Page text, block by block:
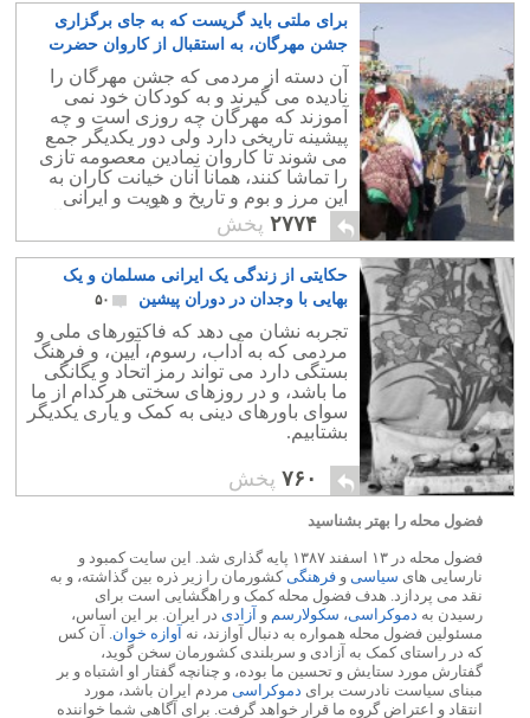
برای ملتی باید گریست که به جای برگزاری
جشن مهرگان، به استقبال از کاروان حضرت
معصومه می رود
۲۲
آن دسته از مردمی که جشن مهرگان را
نادیده می گیرند و به کودکان خود نمی
آموزند که مهرگان چه روزی است و چه
پیشینه تاریخی دارد ولی دور یکدیگر جمع
می شوند تا کاروان نمادین معصومه تازی
را تماشا کنند، همانا آنان خیانت کاران به
این مرز و بوم و تاریخ و هویت و ایرانی
هستند و هموطن خواندن آنان مایه خجالت
است.
۲۷۷۴ پخش
حکایتی از زندگی یک ایرانی مسلمان و یک
بهایی با وجدان در دوران پیشین
۵۰
تجربه نشان می دهد که فاکتورهای ملی و
مردمی که به آداب، رسوم، آیین، و فرهنگ
بستگی دارد می تواند رمز اتحاد و یگانگی
ما باشد، و در روزهای سختی هرکدام از ما
سوای باورهای دینی به کمک و یاری یکدیگر
بشتابیم.
۷۶۰ پخش
فضول محله را بهتر بشناسید
فضول محله در ۱۳ اسفند ۱۳۸۷ پایه گذاری شد. این سایت کمبود و
نارسایی های سیاسی و فرهنگیکشورمان را زیر ذره بین گذاشته، و به
نقد می پردازد. هدف فضول محله کمک و راهگشایی است برای
رسیدن به دموکراسی، سکولارسم و آزادی در ایران. بر این اساس،
مسئولین فضول محله همواره به دنبال آوازند، نه آوازه خوان. آن کس
که در راستای کمک به آزادی و سربلندی کشورمان سخن گوید،
گفتارش مورد ستایش و تحسین ما بوده، و چنانچه گفتار او اشتباه و بر
مبنای سیاست نادرست برای دموکراسی مردم ایران باشد، مورد
انتقاد و اعتراض گروه ما قرار خواهد گرفت. برای آگاهی شما خواننده